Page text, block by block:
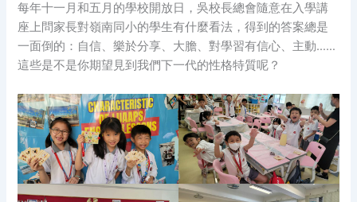
每年十一月和五月的學校開放日，吳校長總會隨意在入學講
座上問家長對嶺南同小的學生有什麼看法，得到的答案總是
一面倒的：自信、樂於分享、大膽、對學習有信心、主動……
這些是不是你期望見到我們下一代的性格特質呢？